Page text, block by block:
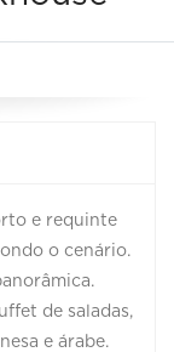
e requinte
o cenário.
de saladas,
e árabe.